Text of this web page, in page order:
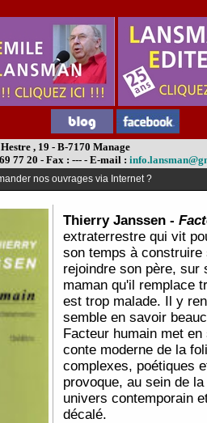
, 19 - B-7170 Manage
77 20 - Fax : --- - E-mail :
nos ouvrages via Internet ?
Thierry Janssen -
extraterrestre qui vit
son temps à construire
rejoindre son père, sur
maman qu'il remplace
est trop malade. Il y
semble en savoir
Facteur humain met
conte moderne de la
complexes, poétiques
provoque, au sein de
univers contemporain
décalé.